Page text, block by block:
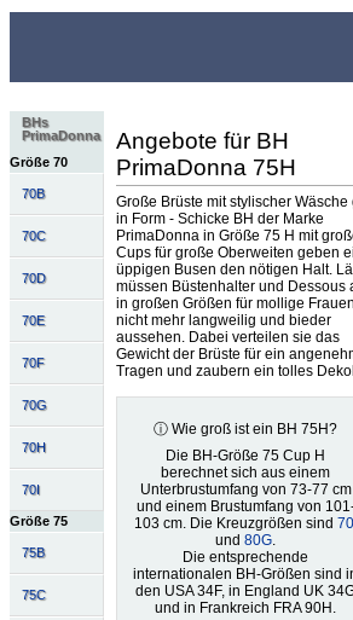
BHs
PrimaDonna
Größe 70
70B
70C
70D
70E
70F
70G
70H
70I
Größe 75
75B
75C
Angebote für BH
PrimaDonna 75H
Große Brüste mit stylischer Wäsche
in Form - Schicke BH der Marke
PrimaDonna in Größe 75 H mit
Cups für große Oberweiten geben
üppigen Busen den nötigen Halt.
müssen Büstenhalter und Dessous
in großen Größen für mollige Frauen
nicht mehr langweilig und bieder
aussehen. Dabei verteilen sie das
Gewicht der Brüste für ein
Tragen und zaubern ein tolles
ⓘ Wie groß ist ein BH 75H?
Die BH-Größe 75 Cup H
berechnet sich aus einem
Unterbrustumfang von 73-77 cm
und einem Brustumfang von
103 cm. Die Kreuzgrößen sind
und80G
Die entsprechende
internationalen BH-Größen sind
den USA 34F, in England UK
und in Frankreich FRA 90H.